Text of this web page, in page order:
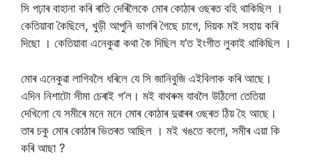
সি পঢ়াৰ বাহানা কৰি ৰাতি দেৰিলৈকে মোৰ কোঠাৰ ওছৰত বহি থাকিছিল ।
কেতিয়াবা কৈছিলে, খুড়ী আপুনি ভাগৰি গৈছে চাগে, দিয়ক মই সহায় কৰি
দিছো । কেতিয়াবা এনেকুৱা কথা কৈ দিছিল য’ত ইংগীত লুকাই থাকিছিল ।
মোৰ এনেকুৱা লাগিবলৈ ধৰিলে যে সি জানিবুজি এইবিলাক কৰি আছে।
এদিন নিশাটো সীমা চেৰাই গ’ল। মই বাথৰুম যাবলৈ উঠিলো তেতিয়া
দেখিলো যে সমীৰে মনে মনে মোৰ কোঠাৰ দুৱাৰৰ ওছৰত ঠিয় হৈ আছে।
তাৰ চকু মোৰ কোঠাৰ ভিতৰত আছিল । মই খঙতে কলো, সমীৰ এয়া কি
কৰি আছা ?